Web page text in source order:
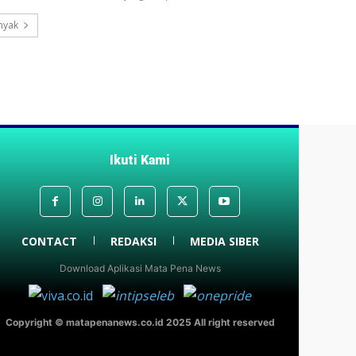
Ikuti Kami
CONTACT REDAKSI MEDIA SIBER
Download Aplikasi Mata Pena News
Copyright © matapenanews.co.id 2025 All right reserved